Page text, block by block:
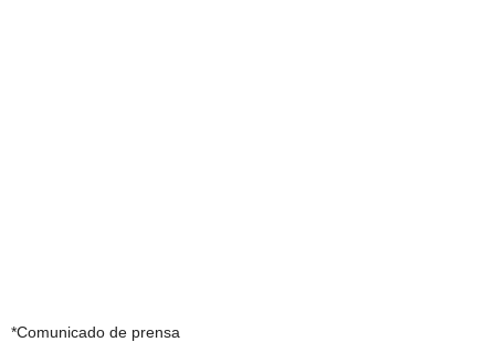
*Comunicado de prensa